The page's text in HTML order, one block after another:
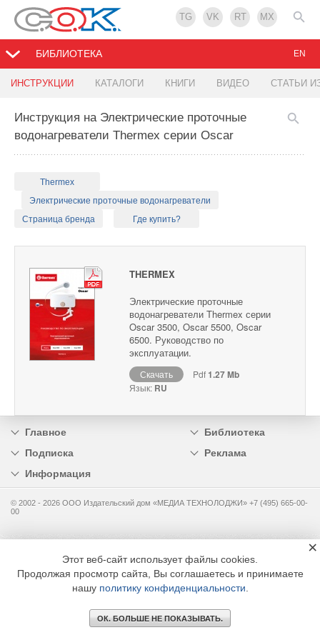
TG VK RT MX
БИБЛИОТЕКА
ИНСТРУКЦИИ КАТАЛОГИ КНИГИ ВИДЕО СТАТЬИ
EN
Инструкция на Электрические проточные
водонагреватели Thermex серии Oscar
Thermex
Электрические проточные водонагреватели
Страница бренда
Где купить?
THERMEX
Электрические проточные
водонагреватели Thermex серии
Oscar 3500, Oscar 5500, Oscar
6500. Руководство по
эксплуатации.
Скачать Pdf1.27 Mb
Язык: RU
Главное
Библиотека
Подписка
Реклама
Информация
© 2002 - 2026 OOO Издательский дом «МЕДИА ТЕХНОЛОДЖИ» +7 (495) 665-00-
00
Этот веб-сайт использует файлы cookies.
Продолжая просмотр сайта, Вы соглашаетесь и принимаете
нашу политику конфиденциальности
ОК. БОЛЬШЕ НЕ ПОКАЗЫВАТЬ.
×